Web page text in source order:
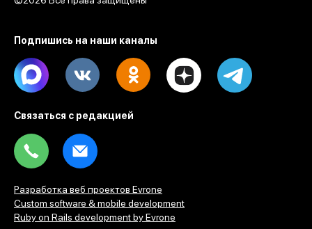
Подпишись на наши каналы
Max Dzen
Связаться с редакцией
Разработка веб проектов Evrone
Custom software & mobile development
Ruby on Rails development by Evrone